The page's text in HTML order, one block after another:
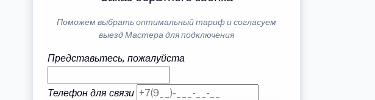
Поможем выбрать оптимальный тариф и согласуем
выезд Мастера для подключения
Представьтесь, пожалуйста
Телефон для связи